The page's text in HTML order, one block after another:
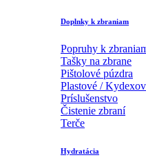
Doplnky k zbraniam
Popruhy k
Tašky na zbrane
Pištolové púzdra
Plastové /
Príslušenstvo
Čistenie zbraní
Terče
Hydratácia